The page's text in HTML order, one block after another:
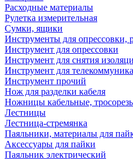
Расходные материалы
Рулетка измерительная
Сумки, ящики
Инструменты для опрессовки,
Инструмент для опрессовки
Инструмент для снятия
Инструмент для
Инструмент прочий
Нож для разделки кабеля
Ножницы кабельные,
Лестницы
Лестница-стремянка
Паяльники, материалы для
Аксессуары для пайки
Паяльник электрический